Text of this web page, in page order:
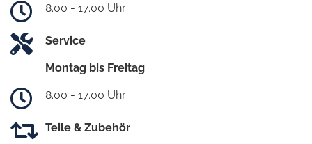
8.00 - 17.00 Uhr
Service
Montag bis Freitag
8.00 - 17.00 Uhr
Teile & Zubehör